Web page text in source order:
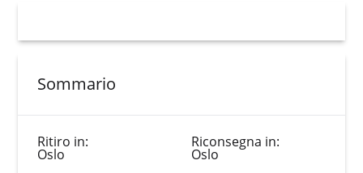
Sommario
Ritiro in:
Oslo
Riconsegna in:
Oslo